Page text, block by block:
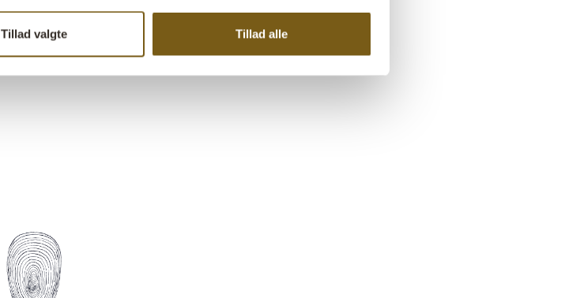
Tillad valgte Tillad alle